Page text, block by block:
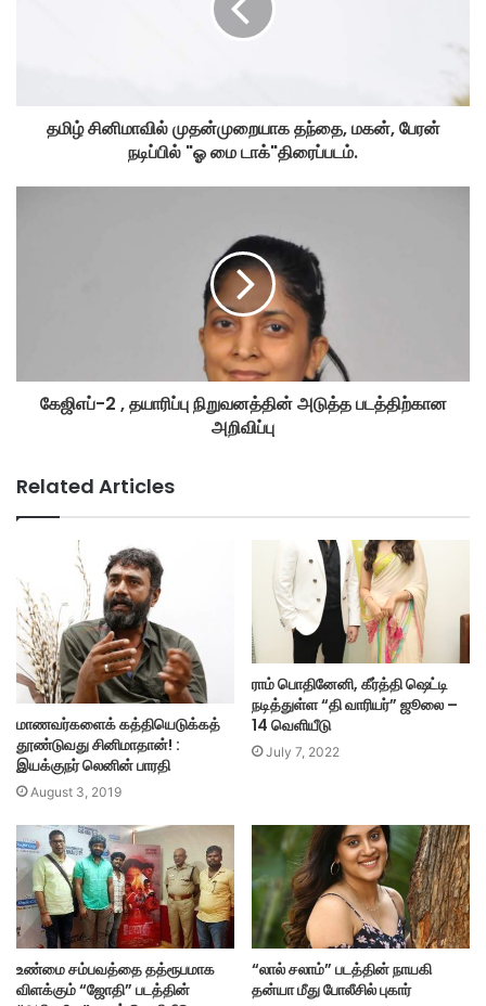
தமிழ் சினிமாவில் முதன்முறையாக தந்தை, மகன், பேரன்
நடிப்பில் "ஓ மை டாக்"திரைப்படம்.
கேஜிஎப்-2 , தயாரிப்பு நிறுவனத்தின் அடுத்த படத்திற்கான
அறிவிப்பு
Related Articles
மாணவர்களைக் கத்தியெடுக்கத்
தூண்டுவது சினிமாதான்! :
இயக்குநர் லெனின் பாரதி
August 3, 2019
ராம் பொதினேனி, கீர்த்தி ஷெட்டி
நடித்துள்ள “தி வாரியர்” ஜூலை –
14 வெளியீடு
July 7, 2022
உண்மை சம்பவத்தை தத்ரூபமாக
விளக்கும் “ஜோதி” படத்தின்
“லால் சலாம்” படத்தின் நாயகி
தன்யா மீது போலீசில் புகார்